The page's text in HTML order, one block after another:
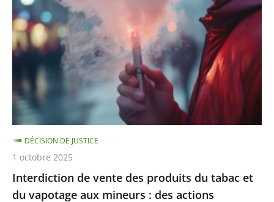
vente
des
produits
du
tabac
et
du
vapotage
aux
mineurs
:
des
Interdiction de vente des produits du tabac et
du vapotage aux mineurs : des actions
DÉCISION DE JUSTICE
1 octobre 2025